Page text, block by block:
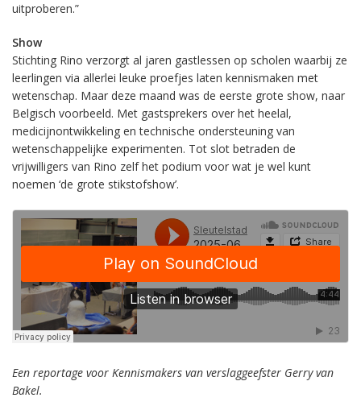
uitproberen.”
Show
Stichting Rino verzorgt al jaren gastlessen op scholen waarbij ze
leerlingen via allerlei leuke proefjes laten kennismaken met
wetenschap. Maar deze maand was de eerste grote show, naar
Belgisch voorbeeld. Met gastsprekers over het heelal,
medicijnontwikkeling en technische ondersteuning van
wetenschappelijke experimenten. Tot slot betraden de
vrijwilligers van Rino zelf het podium voor wat je wel kunt
noemen ‘de grote stikstofshow’.
Een reportage voor Kennismakers van verslaggeefster Gerry van
Bakel.